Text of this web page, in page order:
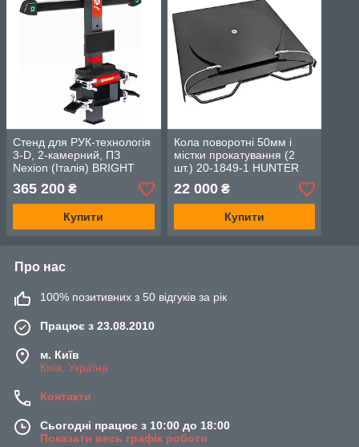
Стенд для РУК-технологія
3-D, 2-камерний, ПЗ
Nexion (Італія) BRIGHT
A750R
365 200 ₴
Купити
Кола поворотні 50мм і
містки прокатування (2
шт.) 20-1849-1 HUNTER
22 000₴
Купити
Про нас
100% позитивних з 50 відгуків за рік
Працює з 23.08.2010
м. Київ
Київ, Україна
Контакти
Сьогодні працює з 10:00 до 18:00
Показати весь графік роботи